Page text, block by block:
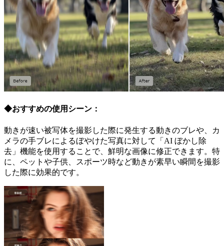
◆おすすめの使用シーン：
動きが速い被写体を撮影した際に発生する動きのブレや、カ
メラの手ブレによるぼやけた写真に対して「AI ぼかし除
去」機能を使用することで、鮮明な画像に修正できます。特
に、ペットや子供、スポーツ時など動きが素早い瞬間を撮影
した際に効果的です。